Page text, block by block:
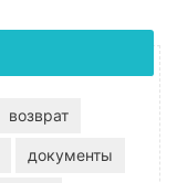
возврат
документы